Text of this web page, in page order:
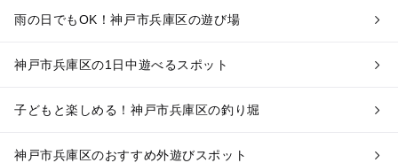
雨の日でもOK！神戸市兵庫区の遊び場
神戸市兵庫区の1日中遊べるスポット
子どもと楽しめる！神戸市兵庫区の釣り堀
神戸市兵庫区のおすすめ外遊びスポット